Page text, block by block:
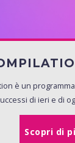
è un
di ieri e di
Scopri di